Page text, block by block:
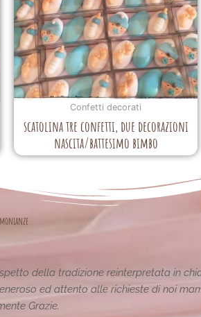
Confetti decorati
scatolina tre confetti, due decorazioni
nascita/battesimo bimbo
eleganti....complimenti per la vostra
di idee!grazie